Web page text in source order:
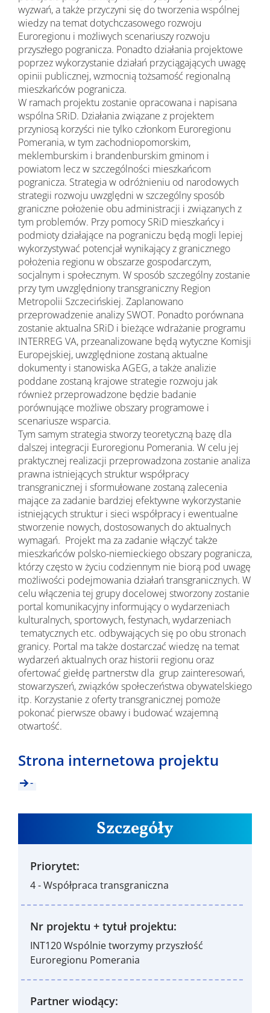
wyzwań, a także przyczyni się do tworzenia wspólnej
wiedzy na temat dotychczasowego rozwoju
Euroregionu i możliwych scenariuszy rozwoju
przyszłego pogranicza. Ponadto działania projektowe
poprzez wykorzystanie działań przyciągających uwagę
opinii publicznej, wzmocnią tożsamość regionalną
mieszkańców pogranicza.
W ramach projektu zostanie opracowana i napisana
wspólna SRiD. Działania związane z projektem
przyniosą korzyści nie tylko członkom Euroregionu
Pomerania, w tym zachodniopomorskim,
meklemburskim i brandenburskim gminom i
powiatom lecz w szczególności mieszkańcom
pogranicza. Strategia w odróżnieniu od narodowych
strategii rozwoju uwzględni w szczególny sposób
graniczne położenie obu administracji i związanych z
tym problemów. Przy pomocy SRiD mieszkańcy i
podmioty działające na pograniczu będą mogli lepiej
wykorzystywać potencjał wynikający z granicznego
położenia regionu w obszarze gospodarczym,
socjalnym i społecznym. W sposób szczególny zostanie
przy tym uwzględniony transgraniczny Region
Metropolii Szczecińskiej. Zaplanowano
przeprowadzenie analizy SWOT. Ponadto porównana
zostanie aktualna SRiD i bieżące wdrażanie programu
INTERREG VA, przeanalizowane będą wytyczne Komisji
Europejskiej, uwzględnione zostaną aktualne
dokumenty i stanowiska AGEG, a także analizie
poddane zostaną krajowe strategie rozwoju jak
również przeprowadzone będzie badanie
porównujące możliwe obszary programowe i
scenariusze wsparcia.
Tym samym strategia stworzy teoretyczną bazę dla
dalszej integracji Euroregionu Pomerania. W celu jej
praktycznej realizacji przeprowadzona zostanie analiza
prawna istniejących struktur współpracy
transgranicznej i sformułowane zostaną zalecenia
mające za zadanie bardziej efektywne wykorzystanie
istniejących struktur i sieci współpracy i ewentualne
stworzenie nowych, dostosowanych do aktualnych
wymagań. Projekt ma za zadanie włączyć także
mieszkańców polsko-niemieckiego obszary pogranicza,
którzy często w życiu codziennym nie biorą pod uwagę
możliwości podejmowania działań transgranicznych. W
celu włączenia tej grupy docelowej stworzony zostanie
portal komunikacyjny informujący o wydarzeniach
kulturalnych, sportowych, festynach, wydarzeniach
tematycznych etc. odbywających się po obu stronach
granicy. Portal ma także dostarczać wiedzę na temat
wydarzeń aktualnych oraz historii regionu oraz
ofertować giełdę partnerstw dla grup zainteresowań,
stowarzyszeń, związków społeczeństwa obywatelskiego
itp. Korzystanie z oferty transgranicznej pomoże
pokonać pierwsze obawy i budować wzajemną
otwartość.
Strona internetowa projektu
-
Szczegóły
Priorytet:
4 - Współpraca transgraniczna
Nr projektu + tytuł projektu:
INT120 Wspólnie tworzymy przyszłość
Euroregionu Pomerania
Partner wiodący: